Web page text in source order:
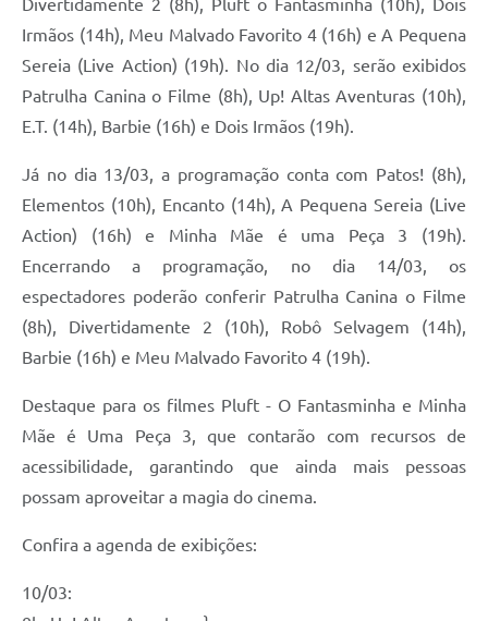
Irmãos (14h), Meu Malvado Favorito 4 (16h) e A Pequena
Sereia (Live Action) (19h). No dia 12/03, serão exibidos
Patrulha Canina o Filme (8h), Up! Altas Aventuras (10h),
E.T. (14h), Barbie (16h) e Dois Irmãos (19h).
Já no dia 13/03, a programação conta com Patos! (8h),
Elementos (10h), Encanto (14h), A Pequena Sereia (Live
Action) (16h) e Minha Mãe é uma Peça 3 (19h).
Encerrando a programação, no dia 14/03, os
espectadores poderão conferir Patrulha Canina o Filme
(8h), Divertidamente 2 (10h), Robô Selvagem (14h),
Barbie (16h) e Meu Malvado Favorito 4 (19h).
Destaque para os filmes Pluft - O Fantasminha e Minha
Mãe é Uma Peça 3, que contarão com recursos de
acessibilidade, garantindo que ainda mais pessoas
possam aproveitar a magia do cinema.
Confira a agenda de exibições:
10/03: